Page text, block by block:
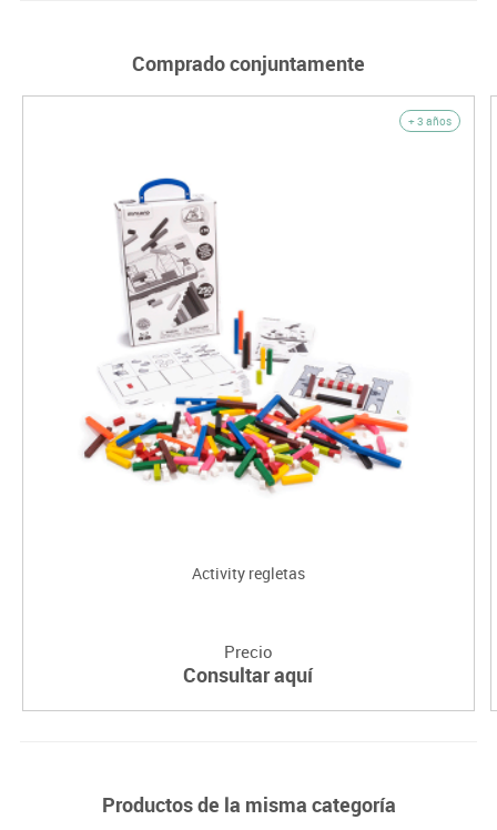
Comprado conjuntamente
+ 3 años
Activity regletas
Precio
Consultar aquí
Productos de la misma categoría